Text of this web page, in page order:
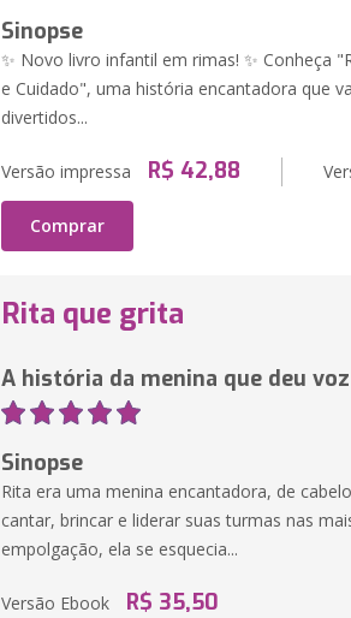
Sinopse
✨ Novo livro infantil em rimas! ✨ Conheça
e Cuidado", uma história encantadora que
divertidos...
Versão impressa R$ 42,88
Comprar
Rita que grita
A história da menina que deu
Sinopse
Rita era uma menina encantadora, de
cantar, brincar e liderar suas turmas nas
empolgação, ela se esquecia...
Versão Ebook R$ 35,50